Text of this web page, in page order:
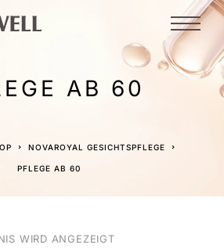
AB 60
NOVAROYAL GESICHTSPFLEGE
PFLEGE AB 60
WIRD ANGEZEIGT